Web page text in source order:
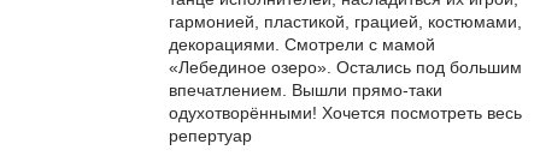
гармонией, пластикой, грацией, костюмами,
декорациями. Смотрели с мамой
«Лебединое озеро». Остались под большим
впечатлением. Вышли прямо-таки
одухотворёнными! Хочется посмотреть весь
репертуар